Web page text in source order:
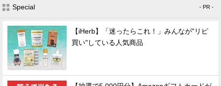
Special - PR -
【iHerb】「迷ったらこれ！」みんなが"リピ
買い"している人気商品